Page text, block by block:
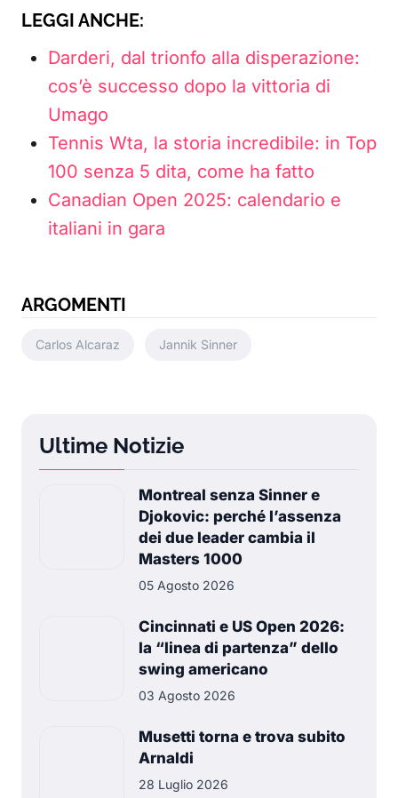
LEGGI ANCHE:
Darderi, dal trionfo alla disperazione:
cos’è successo dopo la vittoria di
Umago
Tennis Wta, la storia incredibile: in Top
100 senza 5 dita, come ha fatto
Canadian Open 2025: calendario e
italiani in gara
ARGOMENTI
Carlos Alcaraz Jannik Sinner
Ultime Notizie
Montreal senza Sinner e
Djokovic: perché l’assenza
dei due leader cambia il
Masters 1000
05 Agosto 2026
Cincinnati e US Open 2026:
la “linea di partenza” dello
swing americano
03 Agosto 2026
Musetti torna e trova subito
Arnaldi
28 Luglio 2026